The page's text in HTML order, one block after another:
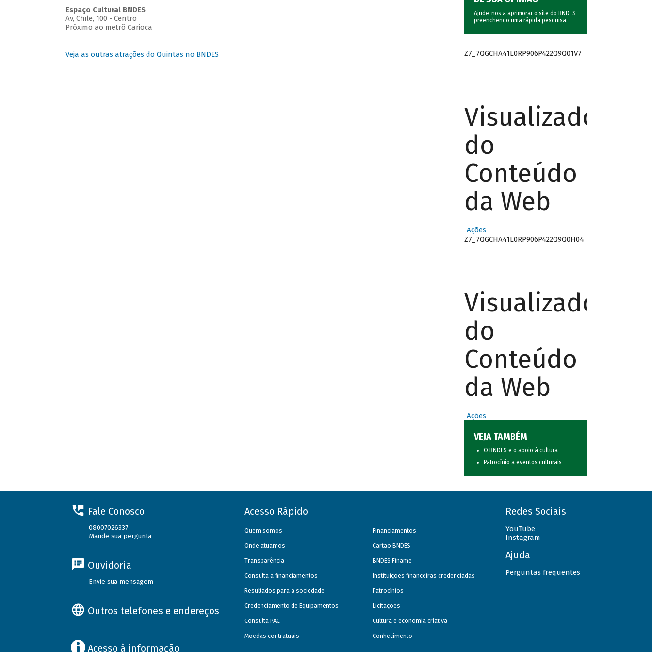
Espaço Cultural BNDES
Av, Chile, 100 - Centro
Próximo ao metrô Carioca
Veja as outras atrações do Quintas no BNDES
Ajude-nos a aprimorar o site do BNDES
preenchendo uma rápida pesquisa.
Z7_7QGCHA41L0RP906P422Q9Q01V7
Visualizador
do
Conteúdo
da Web
Ações
Z7_7QGCHA41L0RP906P422Q9Q0H04
Visualizador
do
Conteúdo
da Web
Ações
VEJA TAMBÉM
O BNDES e o apoio à cultura
Patrocínio a eventos culturais
Fale Conosco
08007026337
Mande sua pergunta
Ouvidoria
Envie sua mensagem
Outros telefones e endereços
Acesso à informação
Acesso Rápido
Quem somos
Onde atuamos
Transparência
Consulta a financiamentos
Resultados para a sociedade
Credenciamento de Equipamentos
Consulta PAC
Moedas contratuais
Financiamentos
Cartão BNDES
BNDES Finame
Instituições financeiras credenciadas
Patrocínios
Licitações
Cultura e economia criativa
Conhecimento
Redes Sociais
YouTube
Instagram
Ajuda
Perguntas frequentes